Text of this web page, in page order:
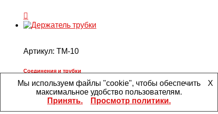
Артикул: TM-10
Соединения и трубки
Держатель трубки
278,12₽
Мы используем файлы "cookie", чтобы обеспечить
максимальное удобство пользователям.
X
Принять. Просмотр политики.